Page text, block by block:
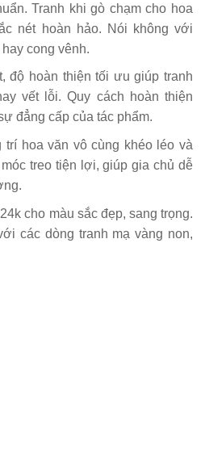
Tranh khi gò chạm cho hoa
nét hoàn hảo. Nói không với
cong vênh.
độ hoàn thiện tối ưu giúp tranh
vết lỗi. Quy cách hoàn thiện
đẳng cấp của tác phẩm.
hoa văn vô cùng khéo léo và
treo tiện lợi, giúp gia chủ dễ
cho màu sắc đẹp, sang trọng.
các dòng tranh mạ vàng non,